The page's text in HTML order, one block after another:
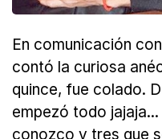
En comunicación
contó la curiosa
quince, fue colado.
empezó todo
conozco y tres que